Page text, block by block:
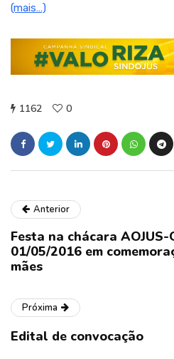
(mais…)
1162 0
Anterior
Festa na chácara AOJUS-
01/05/2016 em
mães
Próxima
Edital de convocação